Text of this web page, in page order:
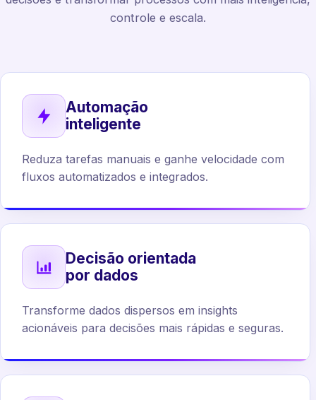
controle e escala.
Automação
inteligente
Reduza tarefas manuais e ganhe velocidade com
fluxos automatizados e integrados.
Decisão orientada
por dados
Transforme dados dispersos em insights
acionáveis para decisões mais rápidas e seguras.